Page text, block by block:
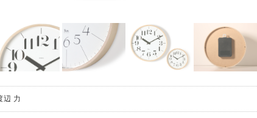
辺 力